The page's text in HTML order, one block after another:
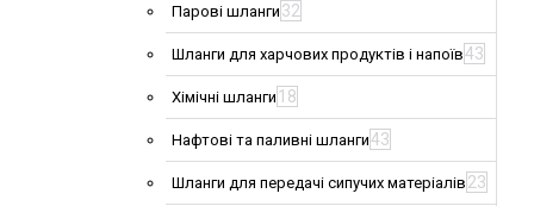
Парові шланги 32
Шланги для харчових продуктів і напоїв43
Хімічні шланги 18
Нафтові та паливні шланги43
Шланги для передачі сипучих матеріалів 23